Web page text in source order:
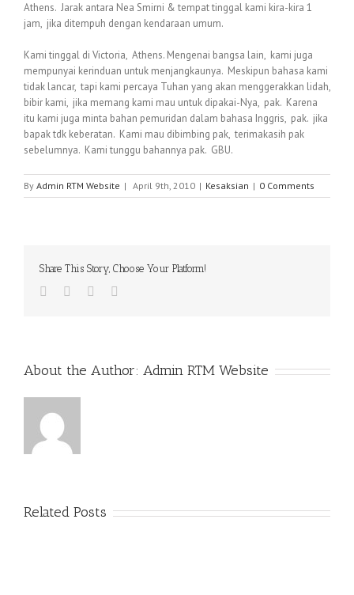
Athens. Jarak antara Nea Smirni & tempat tinggal kami kira-kira 1
jam, jika ditempuh dengan kendaraan umum.
Kami tinggal di Victoria, Athens. Mengenai bangsa lain, kami juga
mempunyai kerinduan untuk menjangkaunya. Meskipun bahasa kami
tidak lancar, tapi kami percaya Tuhan yang akan menggerakkan lidah,
bibir kami, jika memang kami mau untuk dipakai-Nya, pak. Karena
itu kami juga minta bahan pemuridan dalam bahasa Inggris, pak. jika
bapak tdk keberatan. Kami mau dibimbing pak, terimakasih pak
sebelumnya. Kami tunggu bahannya pak. GBU.
By Admin RTM Website | April 9th, 2010 | Kesaksian | 0 Comments
Share This Story, Choose Your Platform!
Facebook
TwitterGoogle+
About the Author: Admin RTM Website
Related Posts